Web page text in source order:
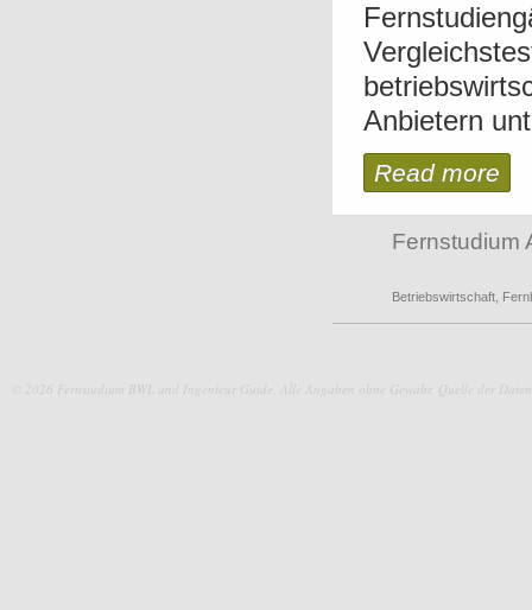
Anbietern
Read more
Fernstudium
Betriebswirtschaft
© 2026 Fernstudium BWL und Ingenieur Guide. Alle Angaben ohne Gewähr. Quelle der